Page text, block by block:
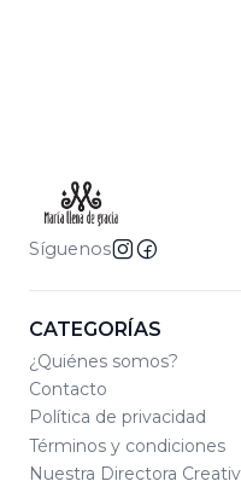
Síguenos
CATEGORÍAS
¿Quiénes somos?
Contacto
Política de privacidad
Términos y condiciones
Nuestra Directora